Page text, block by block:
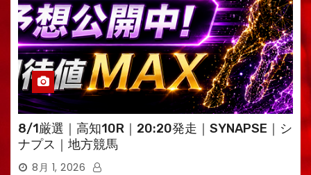
8/1厳選｜高知10R｜20:20発走｜SYNAPSE｜シ
ナプス｜地方競馬
8月 1, 2026